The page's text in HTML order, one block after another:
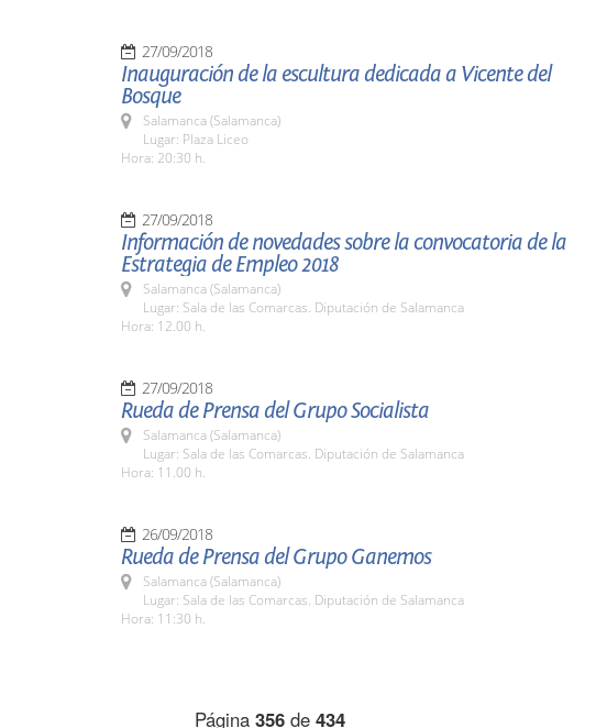
27/09/2018
Inauguración de la escultura dedicada a Vicente del
Bosque
Salamanca (Salamanca)
Lugar: Plaza Liceo
Hora: 20:30 h.
27/09/2018
Información de novedades sobre la convocatoria de la
Estrategia de Empleo 2018
Salamanca (Salamanca)
Lugar: Sala de las Comarcas. Diputación de Salamanca
Hora: 12.00 h.
27/09/2018
Rueda de Prensa del Grupo Socialista
Salamanca (Salamanca)
Lugar: Sala de las Comarcas. Diputación de Salamanca
Hora: 11.00 h.
26/09/2018
Rueda de Prensa del Grupo Ganemos
Salamanca (Salamanca)
Lugar: Sala de las Comarcas. Diputación de Salamanca
Hora: 11:30 h.
Página 356de 434